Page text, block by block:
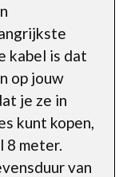
kabel is dat
op jouw
je ze in
kunt kopen,
meter.
van